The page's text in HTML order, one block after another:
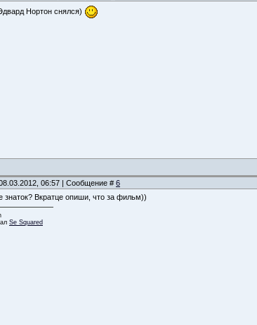
Нортон снялся)
06:57 | Сообщение # 6
знаток? Вкратце опиши, что за фильм))
Se Squared